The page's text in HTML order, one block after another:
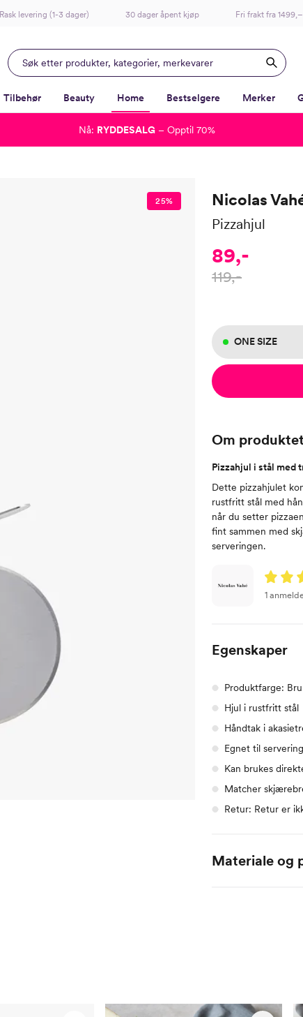
Rask levering (1-3 dager) 30 dager åpent kjøp Fri frakt fra 1499,–
Tilbehør Beauty Home Bestselgere Merker
25% Nicolas
Pizzahjul
89,-
119,-
ONE SIZE
Om
Pizzahjul i stål med
Dette pizzahjulet
rustfritt stål med
når du setter
fint sammen med
serveringen.
1
Egenskaper
Produktfarge:
Hjul i rustfritt stål
Håndtak i
Egnet til
Kan brukes
Matcher
Retur: Retur er
Materiale og
Nå: RYDDESALG – Opptil 70%
-
-
-
-